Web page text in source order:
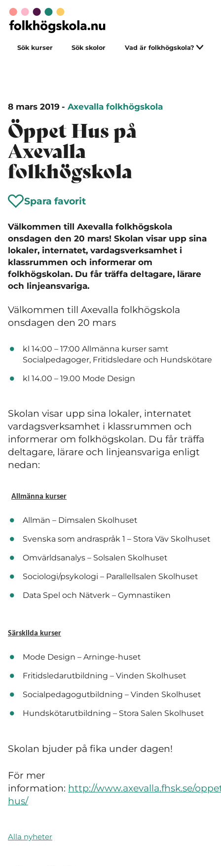
Sök kurser Sök skolor Vad är folkhögskola?
8 mars 2019 - Axevalla folkhögskola
Öppet Hus på
Axevalla
folkhögskola
Spara favorit
Välkommen till Axevalla folkhögskola
onsdagen den 20 mars! Skolan visar upp sina
lokaler, internatet, vardagsverksamhet i
klassrummen och informerar om
folkhögskolan. Du får träffa deltagare, lärare
och linjeansvariga.
Välkommen till Axevalla folkhögskola
onsdagen den 20 mars
kl 14:00 – 17:00 Allmänna kurser samt
Socialpedagoger, Fritidsledare och Hundskötare
kl 14.00 – 19.00 Mode Design
Skolan visar upp sina lokaler, internatet
vardagsverksamhet i klassrummen och
informerar om folkhögskolan. Du får träffa
deltagare, lärare och linjeansvariga enligt
nedan:
Allmänna kurser
Allmän – Dimsalen Skolhuset
Svenska som andraspråk 1 – Stora Väv Skolhuset
Omvärldsanalys – Solsalen Skolhuset
Sociologi/psykologi – Parallellsalen Skolhuset
Data Spel och Nätverk – Gymnastiken
Särskilda kurser
Mode Design – Arninge-huset
Fritidsledarutbildning – Vinden Skolhuset
Socialpedagogutbildning – Vinden Skolhuset
Hundskötarutbildning – Stora Salen Skolhuset
Skolan bjuder på fika under dagen!
För mer
information: http://www.axevalla.fhsk.se/
hus/
Alla nyheter